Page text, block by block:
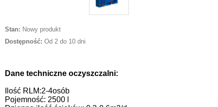
Stan: Nowy produkt
Dostępność: Od 2 do 10 dni
Dane techniczne oczyszczalni:
Ilość RLM:2-4osób
Pojemność: 2500 l